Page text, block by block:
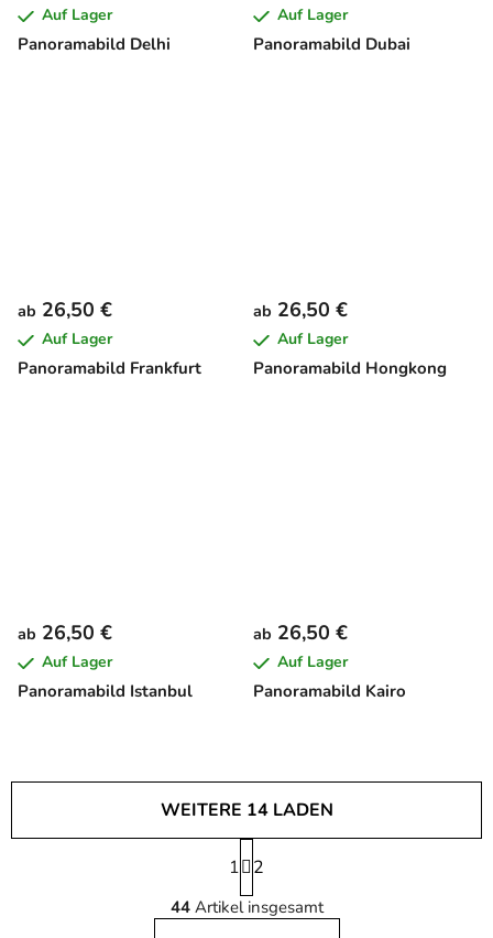
Panoramabild Delhi
Auf Lager
Panoramabild Dubai
Auf Lager
Panoramabild Frankfurt
ab 26,50 €
Auf Lager
Panoramabild Hongkong
ab 26,50 €
Auf Lager
Panoramabild Istanbul
ab 26,50 €
Auf Lager
Panoramabild Kairo
ab 26,50 €
Auf Lager
S
t
WEITERE 14 LADEN
P
a
g
i
1 2
44Artikel insgesamt